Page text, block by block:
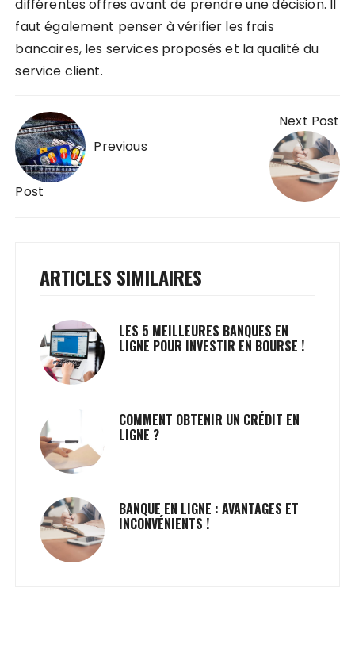
différentes offres avant de prendre une décision. Il
faut également penser à vérifier les frais
bancaires, les services proposés et la qualité du
service client.
Navigation
de
l’article Previous
Post
Next Post
ARTICLES SIMILAIRES
LES 5 MEILLEURES BANQUES EN
LIGNE POUR INVESTIR EN BOURSE !
COMMENT OBTENIR UN CRÉDIT EN
LIGNE ?
BANQUE EN LIGNE : AVANTAGES ET
INCONVÉNIENTS !